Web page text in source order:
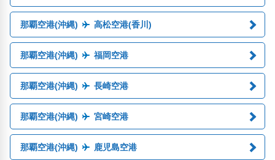
那覇空港(沖縄) 高松空港(香川)
那覇空港(沖縄) 福岡空港
那覇空港(沖縄) 長崎空港
那覇空港(沖縄) 宮崎空港
那覇空港(沖縄) 鹿児島空港